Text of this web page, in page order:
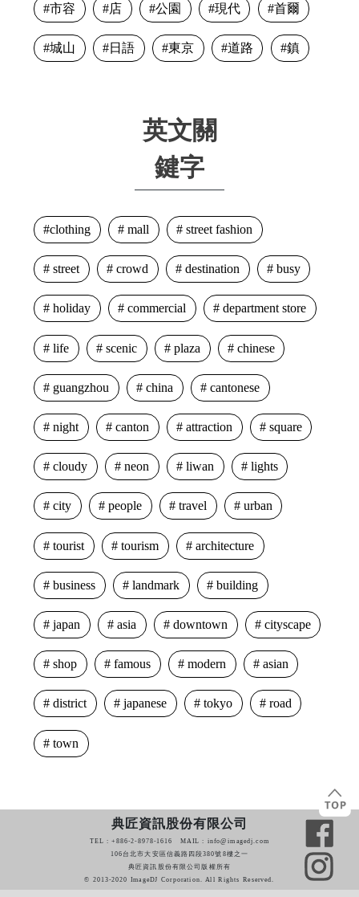
市容 店 公園 現代 首爾
城山 日語 東京 道路 鎮
英文關
鍵字
clothing mall street fashion
street crowd destination busy
holiday commercial department store
life scenic plaza chinese
guangzhou china cantonese
night canton attraction square
cloudy neon liwan lights
city people travel urban
tourist tourism architecture
business landmark building
japan asia downtown cityscape
shop famous modern asian
district japanese tokyo road
town
典匠資訊股份有限公司
TEL : +886-2-8978-1616 MAIL : info@imagedj.com
106台北市大安區信義路四段380號8樓之一
典匠資訊股份有限公司版權所有
© 2013-2020 ImageDJ Corporation. All Rights Reserved.